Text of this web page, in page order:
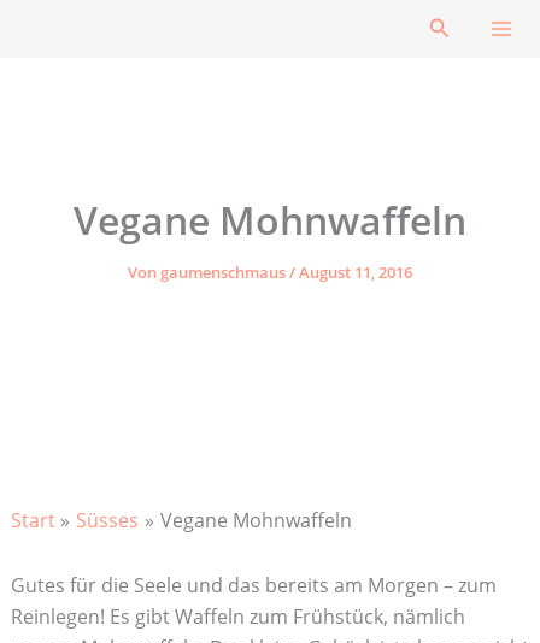
Suchen
Vegane Mohnwaffeln
Vongaumenschmaus/August 11, 2016
Start Süsses Vegane Mohnwaffeln
Gutes für die Seele und das bereits am Morgen – zum
Reinlegen! Es gibt Waffeln zum Frühstück, nämlich